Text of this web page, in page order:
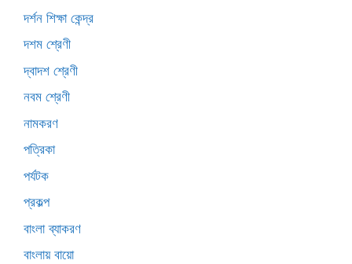
দর্শন শিক্ষা কেন্দ্র
দশম শ্রেণী
দ্বাদশ শ্রেণী
নবম শ্রেণী
নামকরণ
পত্রিকা
পর্যটক
প্রকল্প
বাংলা ব্যাকরণ
বাংলায় বায়ো